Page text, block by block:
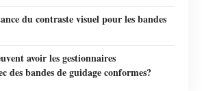
du contraste visuel pour les bandes
avoir les gestionnaires
des bandes de guidage conformes?